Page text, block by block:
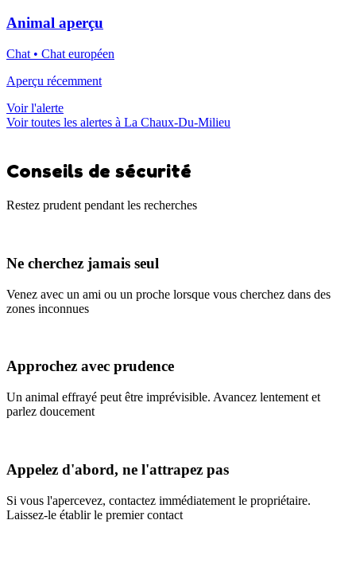
Animal aperçu
Chat • Chat européen
Aperçu récemment
Voir l'alerte
Voir toutes les alertes à La Chaux-Du-Milieu
Conseils de sécurité
Restez prudent pendant les recherches
Ne cherchez jamais seul
Venez avec un ami ou un proche lorsque vous cherchez dans des
zones inconnues
Approchez avec prudence
Un animal effrayé peut être imprévisible. Avancez lentement et
parlez doucement
Appelez d'abord, ne l'attrapez pas
Si vous l'apercevez, contactez immédiatement le propriétaire.
Laissez-le établir le premier contact